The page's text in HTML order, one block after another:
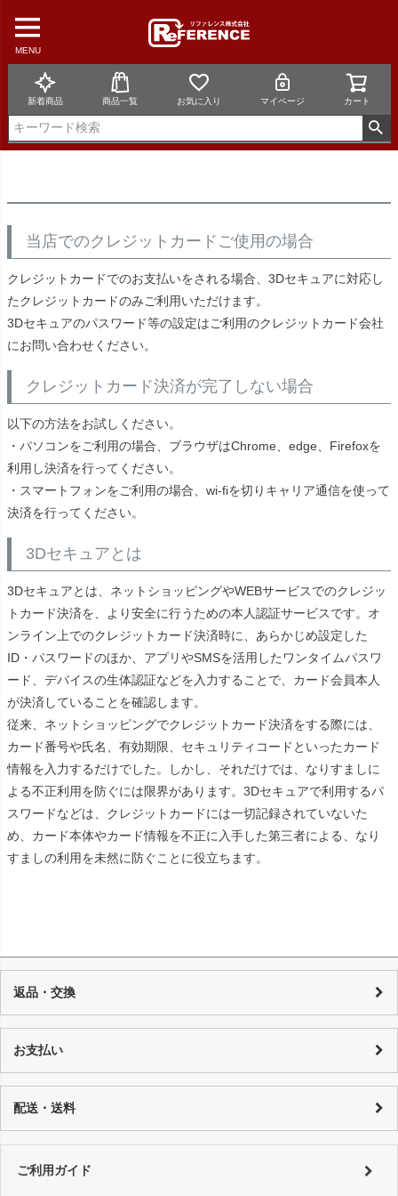
MENU
新着商品 商品一覧 お気に入り マイページ カート
当店でのクレジットカードご使用の場合
クレジットカードでのお支払いをされる場合、 3Dセキュアに対応し
たクレジットカードのみご利用いただけます。
3Dセキュアのパスワード等の設定はご利用のクレジットカード会社
にお問い合わせください。
クレジットカード決済が完了しない場合
以下の方法をお試しください。
・パソコンをご利用の場合、ブラウザはChrome、edge、Firefoxを
利用し決済を行ってください。
・スマートフォンをご利用の場合、wi-fiを切りキャリア通信を使って
決済を行ってください。
3Dセキュアとは
3Dセキュアとは、 ネットショッピングやWEBサービスでのクレジッ
トカード決済を、より安全に行うための本人認証サービスです。オ
ンライン上でのクレジットカード決済時に、あらかじめ設定した
ID・パスワードのほか、アプリやSMSを活用したワンタイムパスワ
ード、デバイスの生体認証などを入力することで、カード会員本人
が決済していることを確認します。
従来、ネットショッピングでクレジットカード決済をする際には、
カード番号や氏名、有効期限、セキュリティコードといったカード
情報を入力するだけでした。しかし、それだけでは、なりすましに
よる不正利用を防ぐには限界があります。3Dセキュアで利用するパ
スワードなどは、クレジットカードには一切記録されていないた
め、カード本体やカード情報を不正に入手した第三者による、なり
すましの利用を未然に防ぐことに役立ちます。
返品・交換
当店の商品は店頭でも販売しており、また基本的に1点物のUSED品とな
り随時在庫の調整を行っておりますが、反映までの時間に若干の誤差が
ございませんが、何卒ご了承下さいます様お願い申し上げます。 商品の
っております。
お支払い
カード決済：一括払い・分割払い・リボ払い
代金引換：代引手数料はご購入金額によってことなります。
します。
詳しくはご利用ガイド
配送・送料
特にご指定がない場合は以下の対応となります。
■代金引換、クレジットカード ⇒ ご注文確認後、翌営業日以内に発送
ご利用ガイド